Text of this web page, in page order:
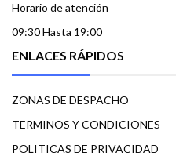
Horario de atención
09:30 Hasta 19:00
ENLACES RÁPIDOS
ZONAS DE DESPACHO
TERMINOS Y CONDICIONES
POLITICAS DE PRIVACIDAD